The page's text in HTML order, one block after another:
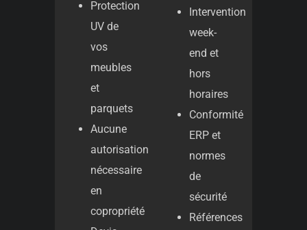
Protection
UV de
vos
meubles
et
parquets
Aucune
autorisation
nécessaire
en
copropriété
Intervention
week-
end et
hors
horaires
Conformité
ERP et
normes
de
sécurité
Références